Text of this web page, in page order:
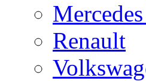
Renault